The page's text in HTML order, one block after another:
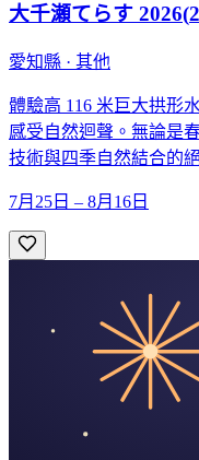
大千瀬てらす 2026(
愛知縣 · 其他
體驗高 116 米巨大拱形
感受自然迴聲。無論是
技術與四季自然結合的
7月25日 – 8月16日